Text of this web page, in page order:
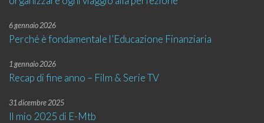
6 gennaio 2026
Perché è fondamentale l’Educazione Finanziaria
1 gennaio 2026
Recap di fine anno – Film & Serie TV
31 dicembre 2025
Il mio 2025 di E-Mtb